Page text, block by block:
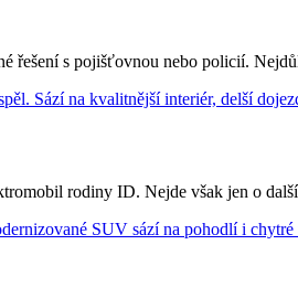
řešení s pojišťovnou nebo policií.
rodiny ID. Nejde však jen o